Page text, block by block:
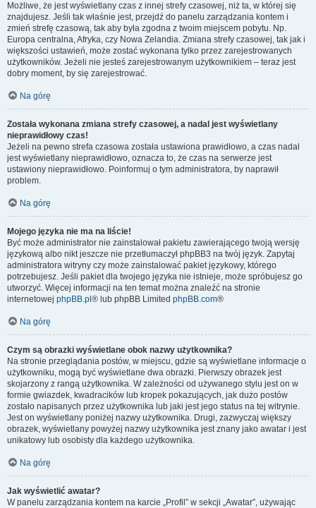
Możliwe, że jest wyświetlany czas z innej strefy czasowej, niż ta, w której się
znajdujesz. Jeśli tak właśnie jest, przejdź do panelu zarządzania kontem i
zmień strefę czasową, tak aby była zgodna z twoim miejscem pobytu. Np.
Europa centralna, Afryka, czy Nowa Zelandia. Zmiana strefy czasowej, tak jak i
większości ustawień, może zostać wykonana tylko przez zarejestrowanych
użytkowników. Jeżeli nie jesteś zarejestrowanym użytkownikiem – teraz jest
dobry moment, by się zarejestrować.
Na górę
Została wykonana zmiana strefy czasowej, a nadal jest wyświetlany
nieprawidłowy czas!
Jeżeli na pewno strefa czasowa została ustawiona prawidłowo, a czas nadal
jest wyświetlany nieprawidłowo, oznacza to, że czas na serwerze jest
ustawiony nieprawidłowo. Poinformuj o tym administratora, by naprawił
problem.
Na górę
Mojego języka nie ma na liście!
Być może administrator nie zainstalował pakietu zawierającego twoją wersję
językową albo nikt jeszcze nie przetłumaczył phpBB3 na twój język. Zapytaj
administratora witryny czy może zainstalować pakiet językowy, którego
potrzebujesz. Jeśli pakiet dla twojego języka nie istnieje, może spróbujesz go
utworzyć. Więcej informacji na ten temat można znaleźć na stronie
internetowej phpBB.pl ® lub phpBB Limited phpBB.com®
Na górę
Czym są obrazki wyświetlane obok nazwy użytkownika?
Na stronie przeglądania postów, w miejscu, gdzie są wyświetlane informacje o
użytkowniku, mogą być wyświetlane dwa obrazki. Pierwszy obrazek jest
skojarzony z rangą użytkownika. W zależności od używanego stylu jest on w
formie gwiazdek, kwadracików lub kropek pokazujących, jak dużo postów
zostało napisanych przez użytkownika lub jaki jest jego status na tej witrynie.
Jest on wyświetlany poniżej nazwy użytkownika. Drugi, zazwyczaj większy
obrazek, wyświetlany powyżej nazwy użytkownika jest znany jako awatar i jest
unikatowy lub osobisty dla każdego użytkownika.
Na górę
Jak wyświetlić awatar?
W panelu zarządzania kontem na karcie „Profil” w sekcji „Awatar”, używając